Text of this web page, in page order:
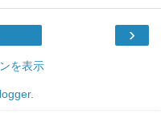
›
を表示
.